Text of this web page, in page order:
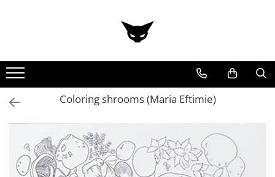
Cărți
Cărticele și broșuri
Reviste
Stickere
Coloring shrooms (Maria Eftimie)